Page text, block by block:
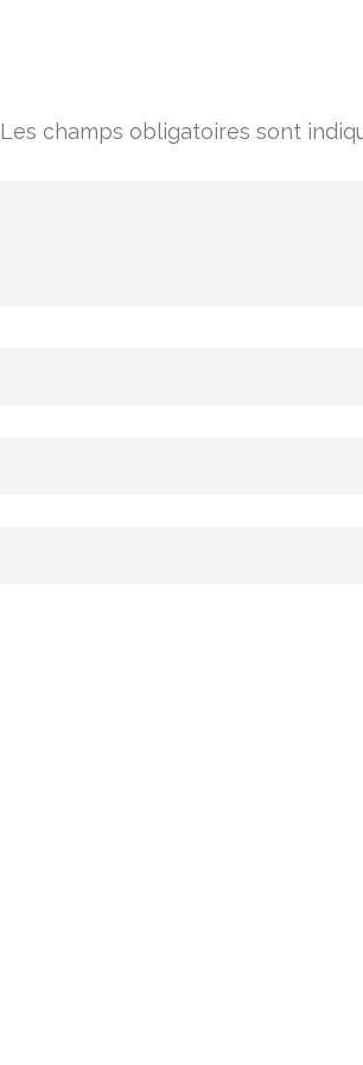
Les champs obligatoires sont
La